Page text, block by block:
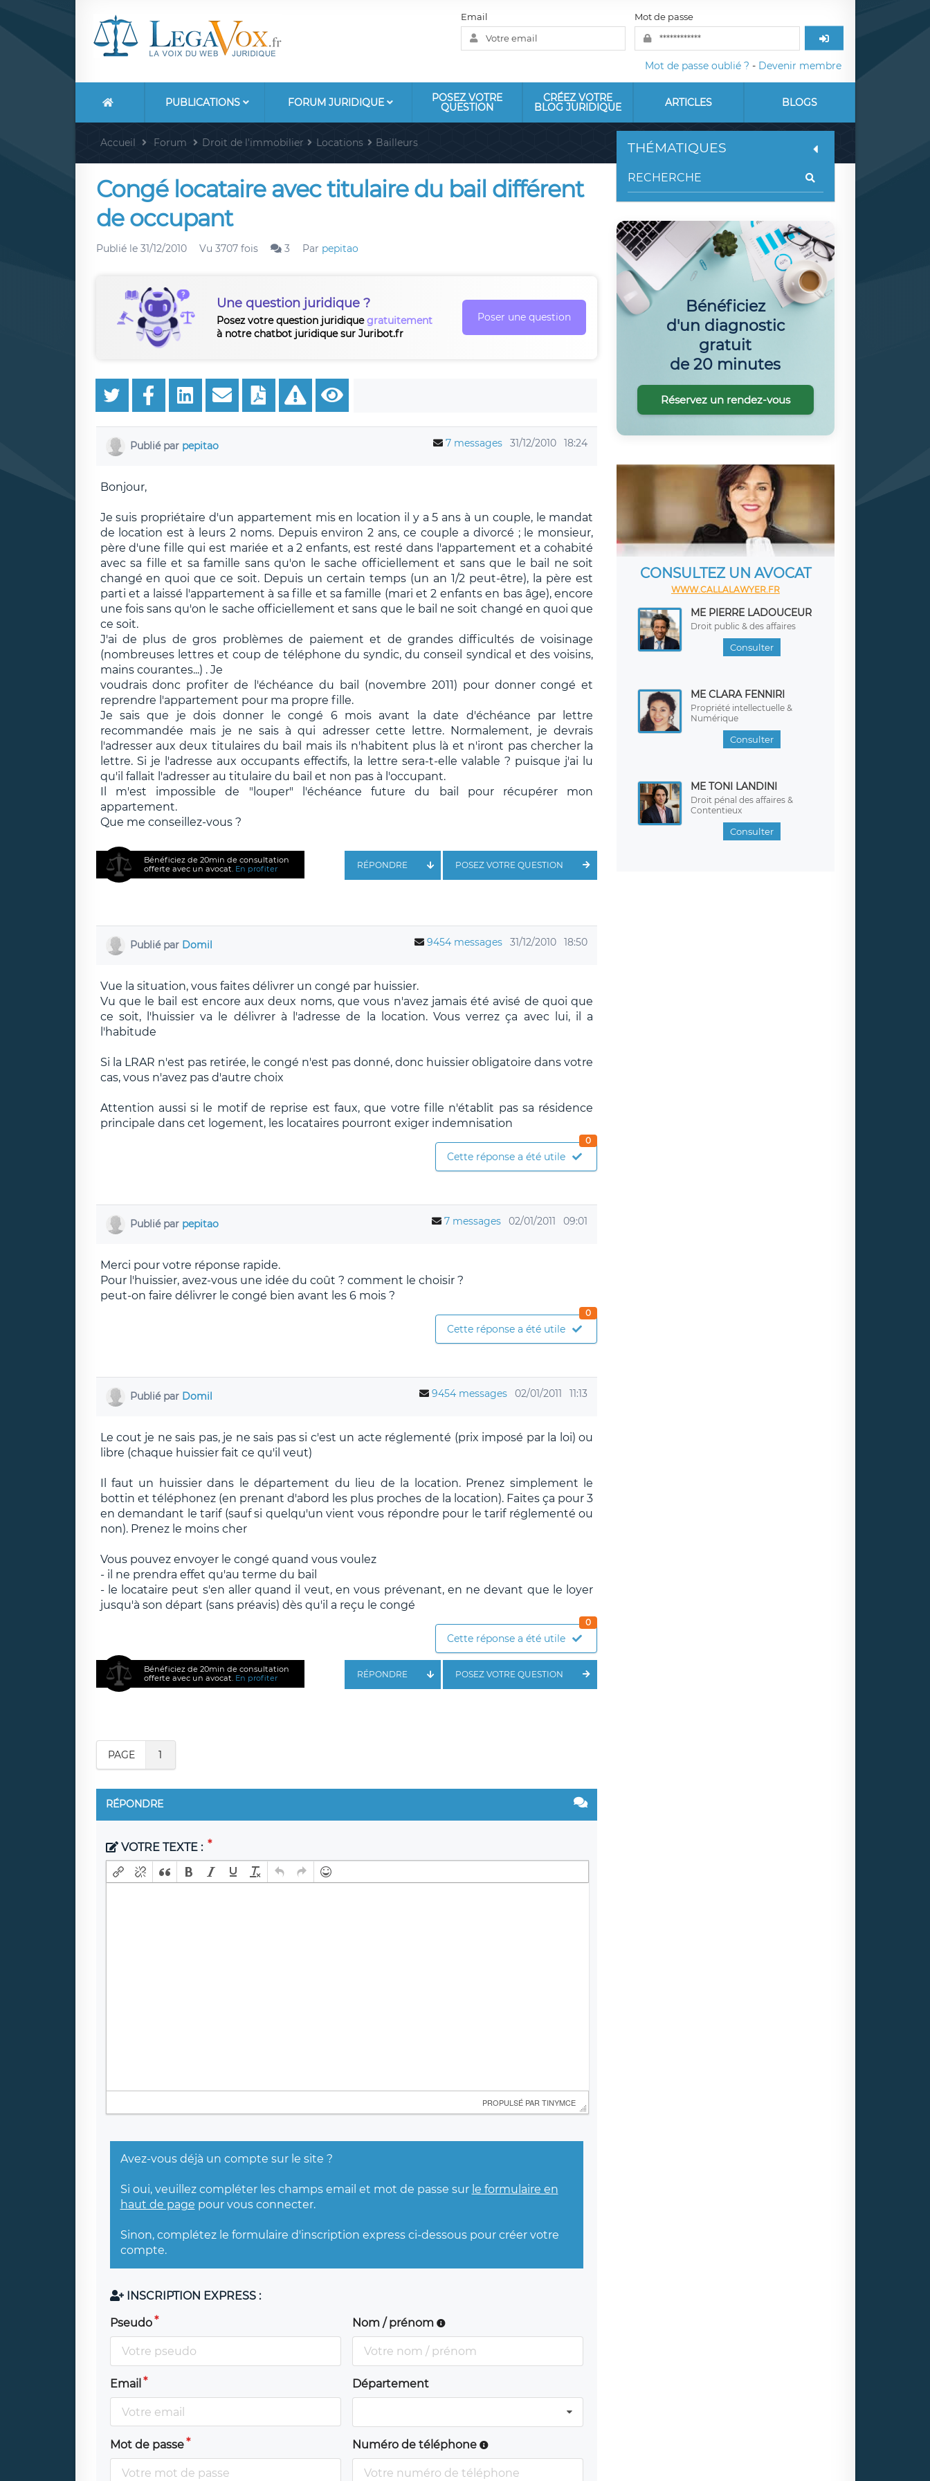
Email Mot de passe
Mot de passe oublié ? - Devenir membre
PUBLICATIONS FORUM JURIDIQUE POSEZ VOTRE
QUESTION
CRÉEZ VOTRE
BLOG JURIDIQUE ARTICLES BLOGS
Accueil Forum Droit de l'immobilier Locations Bailleurs
Congé locataire avec titulaire du bail différent
de occupant
Publié le 31/12/2010 Vu 3707 fois 3 Par pepitao
Une question juridique ?
Posez votre question juridiquegratuitement
à notre chatbot juridique sur Juribot.fr
Poser une question
Publié par pepitao 7 messages 31/12/2010 18:24
Bonjour,
Je suis propriétaire d'un appartement mis en location il y a 5 ans à un couple, le mandat
de location est à leurs 2 noms. Depuis environ 2 ans, ce couple a divorcé ; le monsieur,
père d'une fille qui est mariée et a 2 enfants, est resté dans l'appartement et a cohabité
avec sa fille et sa famille sans qu'on le sache officiellement et sans que le bail ne soit
changé en quoi que ce soit. Depuis un certain temps (un an 1/2 peut-être), la père est
parti et a laissé l'appartement à sa fille et sa famille (mari et 2 enfants en bas âge), encore
une fois sans qu'on le sache officiellement et sans que le bail ne soit changé en quoi que
ce soit.
J'ai de plus de gros problèmes de paiement et de grandes difficultés de voisinage
(nombreuses lettres et coup de téléphone du syndic, du conseil syndical et des voisins,
mains courantes...) . Je
voudrais donc profiter de l'échéance du bail (novembre 2011) pour donner congé et
reprendre l'appartement pour ma propre fille.
Je sais que je dois donner le congé 6 mois avant la date d'échéance par lettre
recommandée mais je ne sais à qui adresser cette lettre. Normalement, je devrais
l'adresser aux deux titulaires du bail mais ils n'habitent plus là et n'iront pas chercher la
lettre. Si je l'adresse aux occupants effectifs, la lettre sera-t-elle valable ? puisque j'ai lu
qu'il fallait l'adresser au titulaire du bail et non pas à l'occupant.
Il m'est impossible de "louper" l'échéance future du bail pour récupérer mon
appartement.
Que me conseillez-vous ?
Bénéficiez de 20min de consultation
offerte avec un avocat. En profiter POSEZ VOTRE QUESTION
RÉPONDRE
Publié par Domil 9454 messages 31/12/2010 18:50
Vue la situation, vous faites délivrer un congé par huissier.
Vu que le bail est encore aux deux noms, que vous n'avez jamais été avisé de quoi que
ce soit, l'huissier va le délivrer à l'adresse de la location. Vous verrez ça avec lui, il a
l'habitude
Si la LRAR n'est pas retirée, le congé n'est pas donné, donc huissier obligatoire dans votre
cas, vous n'avez pas d'autre choix
Attention aussi si le motif de reprise est faux, que votre fille n'établit pas sa résidence
principale dans cet logement, les locataires pourront exiger indemnisation
Cette réponse a été utile
0
Publié par pepitao 7 messages 02/01/2011 09:01
Merci pour votre réponse rapide.
Pour l'huissier, avez-vous une idée du coût ? comment le choisir ?
peut-on faire délivrer le congé bien avant les 6 mois ?
Cette réponse a été utile
0
Publié par Domil 9454 messages 02/01/2011 11:13
Le cout je ne sais pas, je ne sais pas si c'est un acte réglementé (prix imposé par la loi) ou
libre (chaque huissier fait ce qu'il veut)
Il faut un huissier dans le département du lieu de la location. Prenez simplement le
bottin et téléphonez (en prenant d'abord les plus proches de la location). Faites ça pour 3
en demandant le tarif (sauf si quelqu'un vient vous répondre pour le tarif réglementé ou
non). Prenez le moins cher
Vous pouvez envoyer le congé quand vous voulez
- il ne prendra effet qu'au terme du bail
- le locataire peut s'en aller quand il veut, en vous prévenant, en ne devant que le loyer
jusqu'à son départ (sans préavis) dès qu'il a reçu le congé
Cette réponse a été utile
0
Bénéficiez de 20min de consultation
offerte avec un avocat. En profiter POSEZ VOTRE QUESTION
RÉPONDRE
PAGE 1
RÉPONDRE
VOTRE TEXTE :
PROPULSÉ PAR TINYMCE
Avez-vous déjà un compte sur le site ?
Si oui, veuillez compléter les champs email et mot de passe sur le formulaire en
haut de page pour vous connecter.
Sinon, complétez le formulaire d'inscription express ci-dessous pour créer votre
compte.
INSCRIPTION EXPRESS :
Pseudo Nom / prénom
Email Département
Mot de passe Numéro de téléphone
THÉMATIQUES
Bénéficiez
d'un diagnostic
gratuit
de 20 minutes
Réservez un rendez-vous
CONSULTEZ UN AVOCAT
WWW.CALLALAWYER.FR
ME PIERRE LADOUCEUR
Droit public & des affaires
Consulter
ME CLARA FENNIRI
Propriété intellectuelle &
Numérique
Consulter
ME TONI LANDINI
Droit pénal des affaires &
Contentieux
Consulter